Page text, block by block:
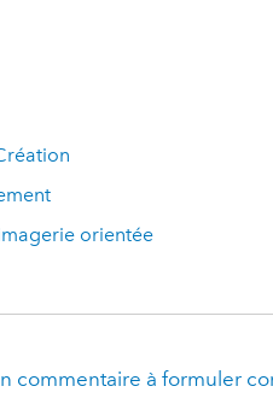
orientée
commentaire à formuler